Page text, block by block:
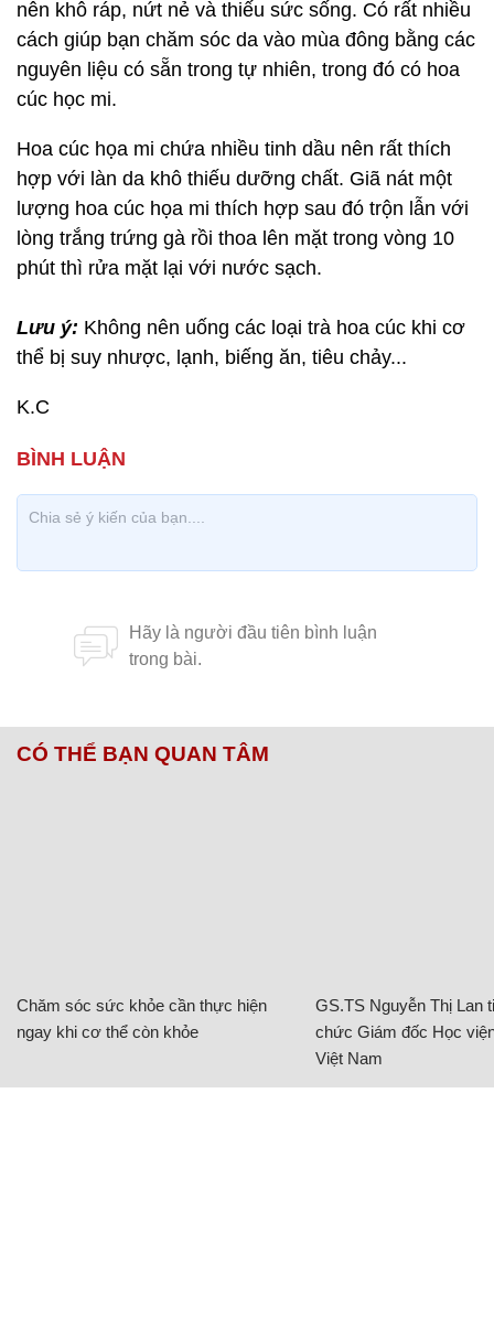
nên khô ráp, nứt nẻ và thiếu sức sống. Có rất nhiều
cách giúp bạn chăm sóc da vào mùa đông bằng các
nguyên liệu có sẵn trong tự nhiên, trong đó có hoa
cúc học mi.
Hoa cúc họa mi chứa nhiều tinh dầu nên rất thích
hợp với làn da khô thiếu dưỡng chất. Giã nát một
lượng hoa cúc họa mi thích hợp sau đó trộn lẫn với
lòng trắng trứng gà rồi thoa lên mặt trong vòng 10
phút thì rửa mặt lại với nước sạch.
Lưu ý: Không nên uống các loại trà hoa cúc khi cơ
thể bị suy nhược, lạnh, biếng ăn, tiêu chảy...
K.C
CÓ THỂ BẠN QUAN TÂM
Chăm sóc sức khỏe cần thực hiện
ngay khi cơ thể còn khỏe
GS.TS Nguyễn Thị Lan
chức Giám đốc Học
Việt Nam